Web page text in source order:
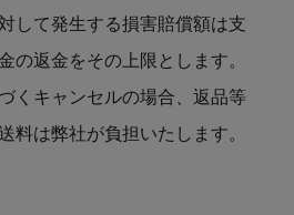
して発生する損害賠償額は支
の返金をその上限とします。
くキャンセルの場合、返品等
料は弊社が負担いたします。